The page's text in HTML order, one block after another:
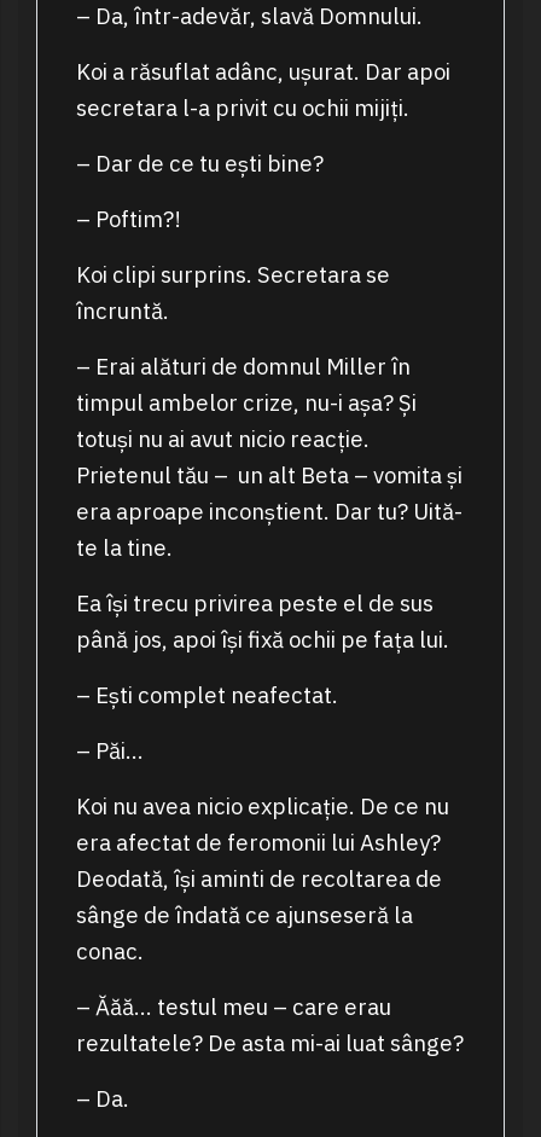
– Da, într-adevăr, slavă Domnului.
Koi a răsuflat adânc, ușurat. Dar apoi
secretara l-a privit cu ochii mijiți.
– Dar de ce tu ești bine?
– Poftim?!
Koi clipi surprins. Secretara se
încruntă.
– Erai alături de domnul Miller în
timpul ambelor crize, nu-i așa? Și
totuși nu ai avut nicio reacție.
Prietenul tău – un alt Beta – vomita și
era aproape inconștient. Dar tu? Uită-
te la tine.
Ea își trecu privirea peste el de sus
până jos, apoi își fixă ochii pe fața lui.
– Ești complet neafectat.
– Păi…
Koi nu avea nicio explicație. De ce nu
era afectat de feromonii lui Ashley?
Deodată, își aminti de recoltarea de
sânge de îndată ce ajunseseră la
conac.
– Ăăă… testul meu – care erau
rezultatele? De asta mi-ai luat sânge?
– Da.